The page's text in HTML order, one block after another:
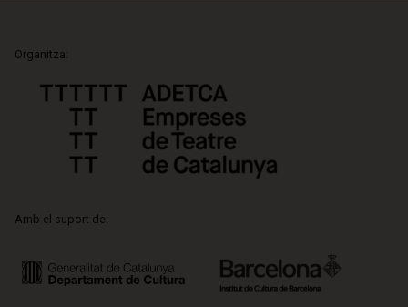
Organitza:
Amb el suport de: